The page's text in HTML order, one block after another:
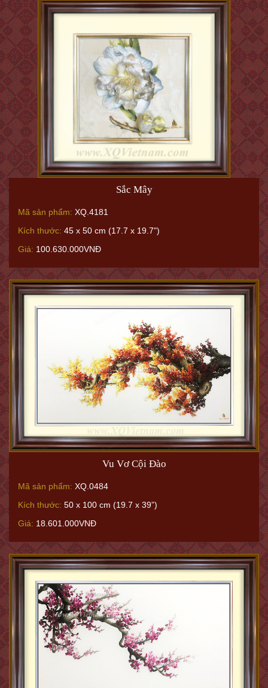
Sắc Mây
Mã sản phẩm: XQ.4181
Kích thước: 45 x 50 cm (17.7 x 19.7")
Giá: 100.630.000VNĐ
Vu Vơ Cội Đào
Mã sản phẩm: XQ.0484
Kích thước: 50 x 100 cm (19.7 x 39”)
Giá: 18.601.000VNĐ